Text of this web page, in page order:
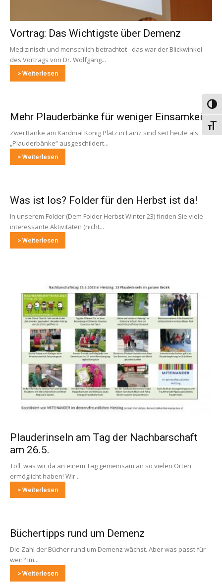
Vortrag: Das Wichtigste über Demenz
Medizinisch und menschlich betrachtet - das war der Blickwinkel
des Vortrags von Dr. Wolfgang...
> Weiterlesen
Mehr Plauderbänke für weniger Einsamkeit
Zwei Bänke am Kardinal König Platz in Lainz sind seit heute als
„Plauderbänke“ ausgeschildert...
> Weiterlesen
Was ist los? Folder für den Herbst ist da!
In unserem Folder (Dem Folder Herbst Winter 23) finden Sie viele
interessante Aktivitäten (nicht...
> Weiterlesen
Plauderinseln am Tag der Nachbarschaft
am 26.5.
Toll, was wir da an einem Tag gemeinsam an so vielen Orten
ermöglicht haben! Wir...
> Weiterlesen
Büchertipps rund um Demenz
Die Zahl der Bücher rund um Demenz wächst. Aber was passt für
wen? Im...
> Weiterlesen